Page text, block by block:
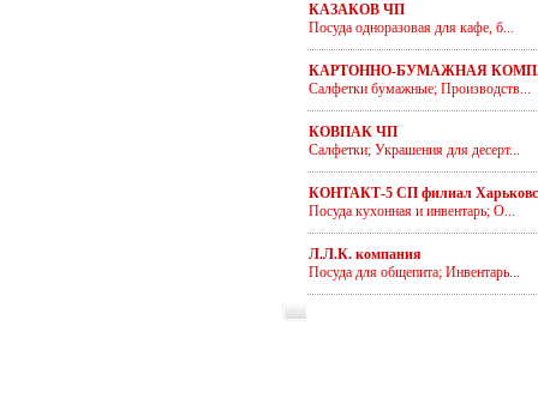
КАЗАКОВ ЧП
Посуда одноразовая для кафе, б...
КАРТОННО-БУМАЖНАЯ
Салфетки бумажные; Производств...
КОВПАК ЧП
Салфетки; Украшения для десерт...
КОНТАКТ-5 СП филиал
Посуда кухонная и инвентарь; О...
Л.Л.К. компания
Посуда для общепита; Инвентарь...